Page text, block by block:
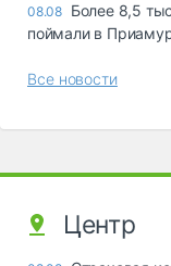
08.08 Более 8,5
поймали в
Все новости
Центр